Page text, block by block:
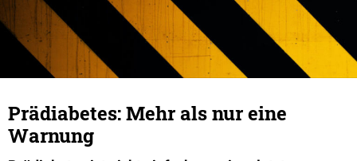
Prädiabetes: Mehr als nur eine
Warnung